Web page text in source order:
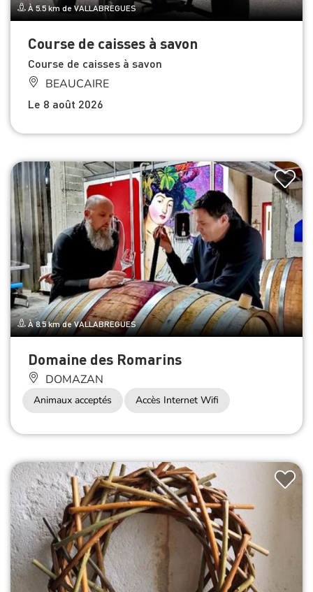
À 5.5 km de VALLABREGUES
Course de caisses à savon
Course de caisses à savon
BEAUCAIRE
Le 8 août 2026
À 8.5 km de VALLABREGUES
Domaine des Romarins
DOMAZAN
Animaux acceptés Accès Internet Wifi